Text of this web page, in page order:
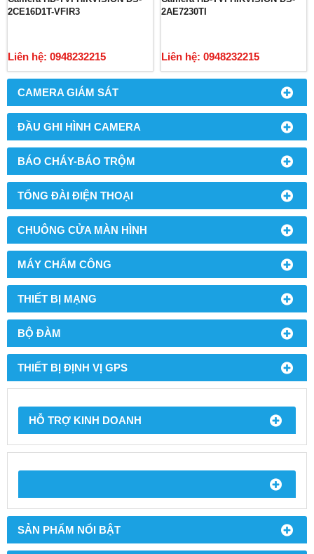
CAMERA GIÁM SÁT
ĐẦU GHI HÌNH CAMERA
BÁO CHÁY-BÁO TRỘM
TỔNG ĐÀI ĐIỆN THOẠI
CHUÔNG CỬA MÀN HÌNH
MÁY CHẤM CÔNG
THIẾT BỊ MẠNG
BỘ ĐÀM
THIẾT BỊ ĐỊNH VỊ GPS
HỖ TRỢ KINH DOANH
SẢN PHẨM NỔI BẬT
2CE16D1T-VFIR3
Liên hệ: 0948232215
2AE7230TI
Liên hệ: 0948232215